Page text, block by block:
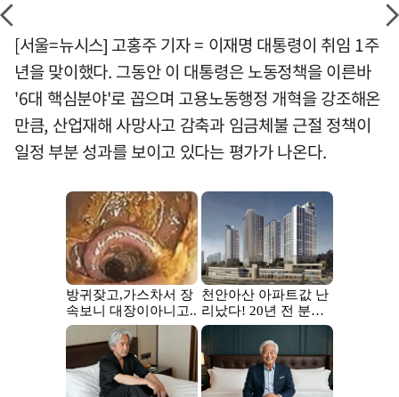
[서울=뉴시스] 고홍주 기자 = 이재명 대통령이 취임 1주
년을 맞이했다. 그동안 이 대통령은 노동정책을 이른바
'6대 핵심분야'로 꼽으며 고용노동행정 개혁을 강조해온
만큼, 산업재해 사망사고 감축과 임금체불 근절 정책이
일정 부분 성과를 보이고 있다는 평가가 나온다.